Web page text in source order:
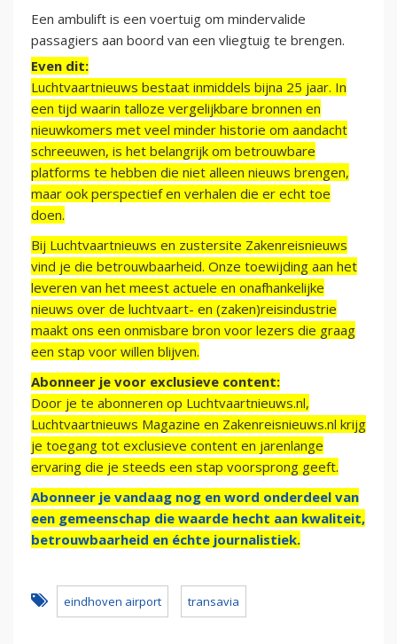
Een ambulift is een voertuig om mindervalide
passagiers aan boord van een vliegtuig te brengen.
Even dit:
Luchtvaartnieuws bestaat inmiddels bijna 25 jaar. In
een tijd waarin talloze vergelijkbare bronnen en
nieuwkomers met veel minder historie om aandacht
schreeuwen, is het belangrijk om betrouwbare
platforms te hebben die niet alleen nieuws brengen,
maar ook perspectief en verhalen die er echt toe
doen.
Bij Luchtvaartnieuws en zustersite Zakenreisnieuws
vind je die betrouwbaarheid. Onze toewijding aan het
leveren van het meest actuele en onafhankelijke
nieuws over de luchtvaart- en (zaken)reisindustrie
maakt ons een onmisbare bron voor lezers die graag
een stap voor willen blijven.
Abonneer je voor exclusieve content:
Door je te abonneren op Luchtvaartnieuws.nl,
Luchtvaartnieuws Magazine en Zakenreisnieuws.nl krijg
je toegang tot exclusieve content en jarenlange
ervaring die je steeds een stap voorsprong geeft.
Abonneer je vandaag nog en word onderdeel van
een gemeenschap die waarde hecht aan kwaliteit,
betrouwbaarheid en échte journalistiek.
eindhoven airport transavia